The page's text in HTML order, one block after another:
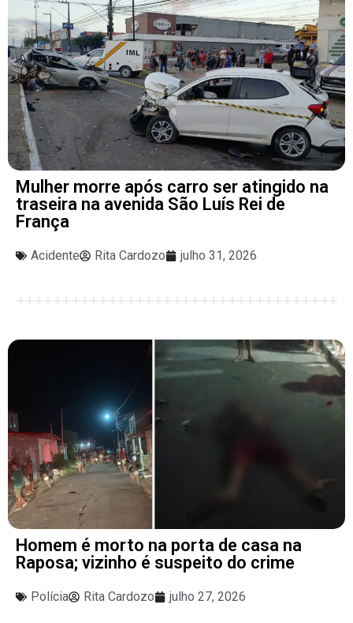
Mulher morre após carro ser atingido na
traseira na avenida São Luís Rei de
França
Acidente Rita Cardozo julho 31, 2026
Homem é morto na porta de casa na
Raposa; vizinho é suspeito do crime
Polícia Rita Cardozo julho 27, 2026